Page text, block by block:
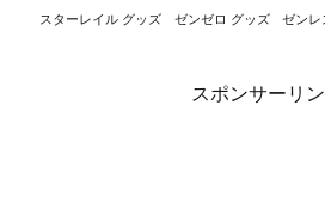
しましたが、miHoYoグッズの種類は1...
スターレイル グッズ
ゼンゼロ グッズ ゼンレ
スポンサーリ